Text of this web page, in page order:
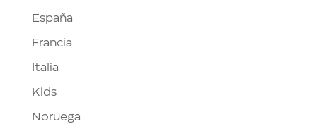
España
Francia
Italia
Kids
Noruega